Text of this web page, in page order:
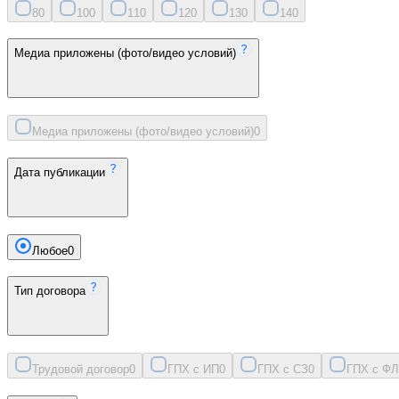
80 100 11 0 120 130 140
Медиа приложены (фото/видео условий)
Медиа приложены (фото/видео условий)0
Дата публикации
Любое0
Тип договора
Трудовой договор0 ГПХ с ИП0 ГПХ с СЗ0 ГПХ с ФЛ